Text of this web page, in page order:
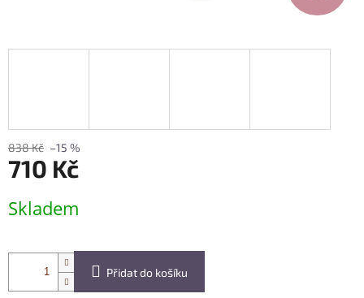
838 Kč –15 %
710 Kč
cena:
Skladem
Přidat do košíku